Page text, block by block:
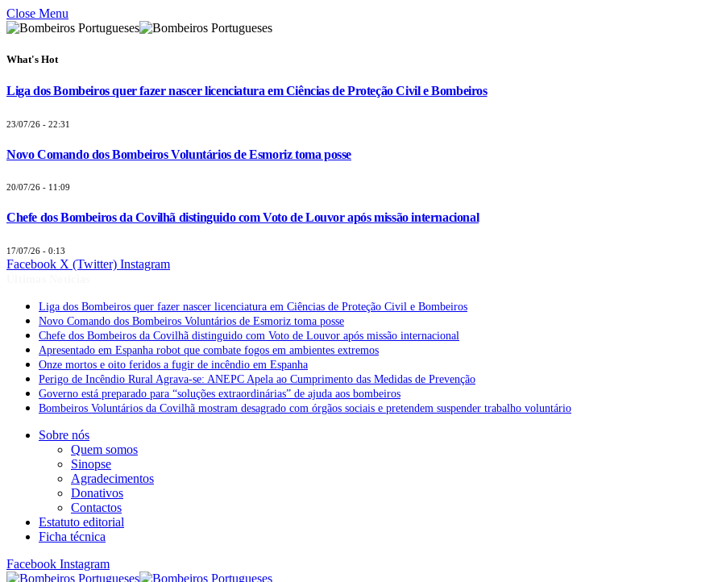
Close Menu
What's Hot
Liga dos Bombeiros quer fazer nascer licenciatura em Ciências de Proteção Civil e Bombeiros
23/07/26 - 22:31
Novo Comando dos Bombeiros Voluntários de Esmoriz toma posse
20/07/26 - 11:09
Chefe dos Bombeiros da Covilhã distinguido com Voto de Louvor após missão internacional
17/07/26 - 0:13
Facebook X (Twitter) Instagram
Liga dos Bombeiros quer fazer nascer licenciatura em Ciências de Proteção Civil e Bombeiros
Novo Comando dos Bombeiros Voluntários de Esmoriz toma posse
Chefe dos Bombeiros da Covilhã distinguido com Voto de Louvor após missão internacional
Apresentado em Espanha robot que combate fogos em ambientes extremos
Onze mortos e oito feridos a fugir de incêndio em Espanha
Perigo de Incêndio Rural Agrava-se: ANEPC Apela ao Cumprimento das Medidas de Prevenção
Governo está preparado para “soluções extraordinárias” de ajuda aos bombeiros
Bombeiros Voluntários da Covilhã mostram desagrado com órgãos sociais e pretendem suspender trabalho voluntário
Sobre nós
Quem somos
Sinopse
Agradecimentos
Donativos
Contactos
Estatuto editorial
Ficha técnica
Facebook Instagram